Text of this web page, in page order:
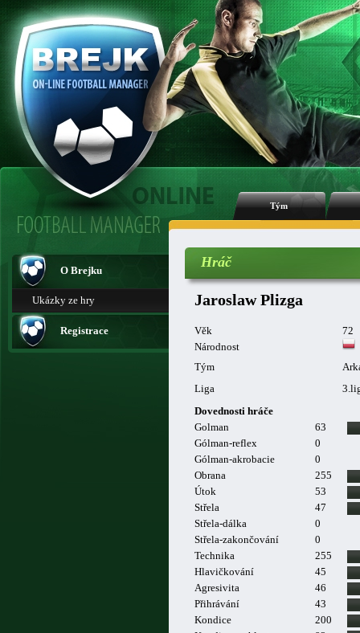
Tým
O Brejku
Ukázky ze hry
Registrace
Hráč
Jaroslaw Plizga
Věk
72
Národnost
Tým
Liga
Dovednosti hráče
Golman
63
Gólman-reflex
0
Gólman-akrobacie
0
Obrana
255
Útok
53
Střela
47
Střela-dálka
0
Střela-zakončování
0
Technika
255
Hlavičkování
45
Agresivita
46
Přihrávání
43
Kondice
200